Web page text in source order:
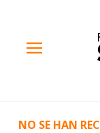
menu
NO SE HAN